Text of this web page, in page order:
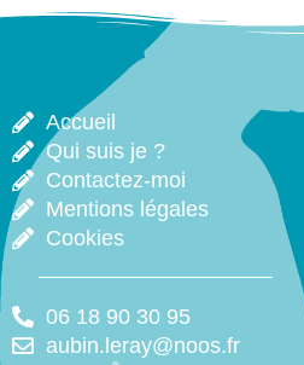
Accueil
Qui suis je ?
Contactez-moi
Mentions légales
Cookies
06 18 90 30 95
aubin.leray@noos.fr